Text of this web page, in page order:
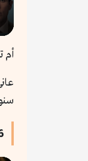
أم